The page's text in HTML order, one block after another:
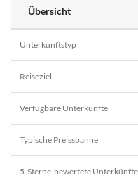
Übersicht
Unterkunftstyp
Reiseziel
Verfügbare Unterkünfte
Typische Preisspanne
5-Sterne-bewertete Unterkünfte